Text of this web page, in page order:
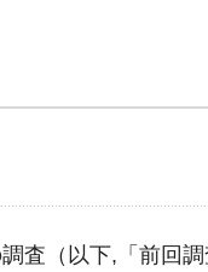
査（以下,「前回